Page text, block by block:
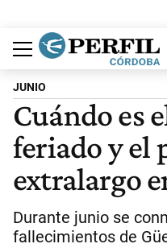
Política
Economía
Judiciales
Sociedad
Cultura
Espectáculos
Deportes
Protagonistas
JUNIO
Cuándo es
feriado y el
extralargo
Durante junio se
fallecimientos de